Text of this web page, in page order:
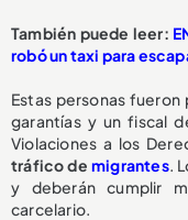
También puede leer:
robó un taxi para
Estas personas
garantías y un fiscal
Violaciones a los
tráfico de migrantes.
y deberán cumplir
carcelario.